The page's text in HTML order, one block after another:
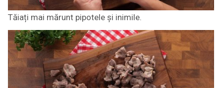
Tăiați mai mărunt pipotele și inimile.